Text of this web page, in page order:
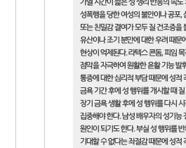
가열 시간이 짧은 성 생리 반응의 속도
성폭행을 당한 여성의 불안이나 공포,
또는 친밀감 결여가 모두 질 건조증을
유산이나 조기 분만에 대한 우려 때문
현상이 억제된다. 라텍스 콘돔, 피임
점막을 자극하여 원활한 윤활 기능 발
통증에 대한 심리적 부담 때문에 성적
금욕 기간 후에 성 행위를 개시할 때
장기 금욕 생활 후에 성 행위를 다시
집중해야 한다. 남성 배우자의 성기능
원인이 되기도 한다. 부실 성 행위를
기대할 수 없다는 좌절감 때문에 성적